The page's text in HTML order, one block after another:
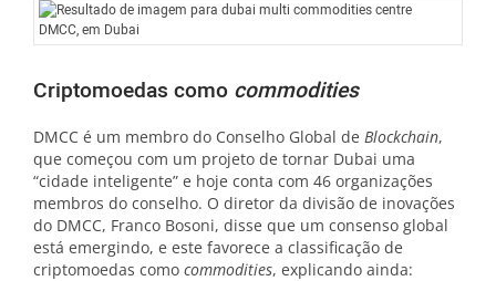
DMCC, em Dubai
Criptomoedas como commodities
DMCC é um membro do Conselho Global de Blockchain,
que começou com um projeto de tornar Dubai uma
“cidade inteligente” e hoje conta com 46 organizações
membros do conselho. O diretor da divisão de inovações
do DMCC, Franco Bosoni, disse que um consenso global
está emergindo, e este favorece a classificação de
criptomoedas como commodities, explicando ainda: